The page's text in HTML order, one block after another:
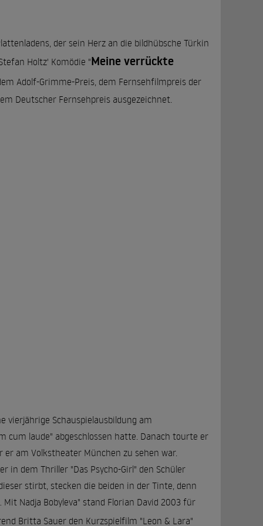
der sein Herz an die bildhübsche Türkin
Holtz' Komödie "Meine verrückte
Adolf-Grimme-Preis, dem Fernsehfilmpreis der
Deutscher Fernsehpreis ausgezeichnet.
vierjährige Schauspielausbildung am
cum laude" abgeschlossen hatte. Danach tourte er
er am Volkstheater München zu sehen war.
in dem Thriller "Das Psycho-Girl" den Schüler
stirbt, stecken die beiden in der Tinte, denn
Nadja Bobyleva" stand Florian David 2003 für
Britta Sauer den Kurzspielfilm "Leon & Lara"